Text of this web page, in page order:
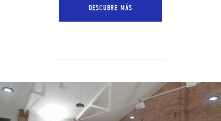
DESCUBRE MÁS